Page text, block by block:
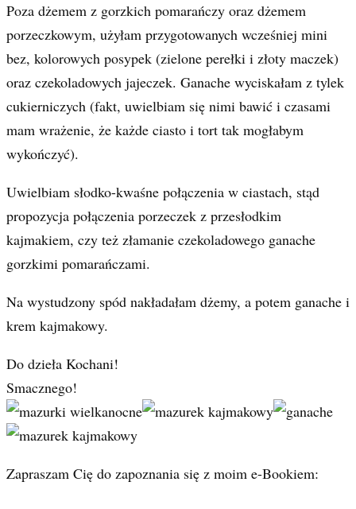
Poza dżemem z gorzkich pomarańczy oraz dżemem
porzeczkowym, użyłam przygotowanych wcześniej mini
bez, kolorowych posypek (zielone perełki i złoty maczek)
oraz czekoladowych jajeczek. Ganache wyciskałam z tylek
cukierniczych (fakt, uwielbiam się nimi bawić i czasami
mam wrażenie, że każde ciasto i tort tak mogłabym
wykończyć).
Uwielbiam słodko-kwaśne połączenia w ciastach, stąd
propozycja połączenia porzeczek z przesłodkim
kajmakiem, czy też złamanie czekoladowego ganache
gorzkimi pomarańczami.
Na wystudzony spód nakładałam dżemy, a potem ganache i
krem kajmakowy.
Do dzieła Kochani!
Smacznego!
Zapraszam Cię do zapoznania się z moim e-Bookiem: